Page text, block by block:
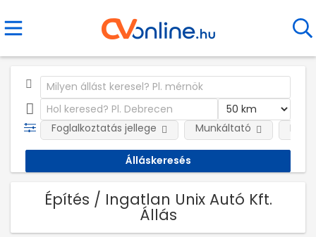
Foglalkoztatás jellege Munkáltató
Építés / Ingatlan Unix Autó Kft.
Állás